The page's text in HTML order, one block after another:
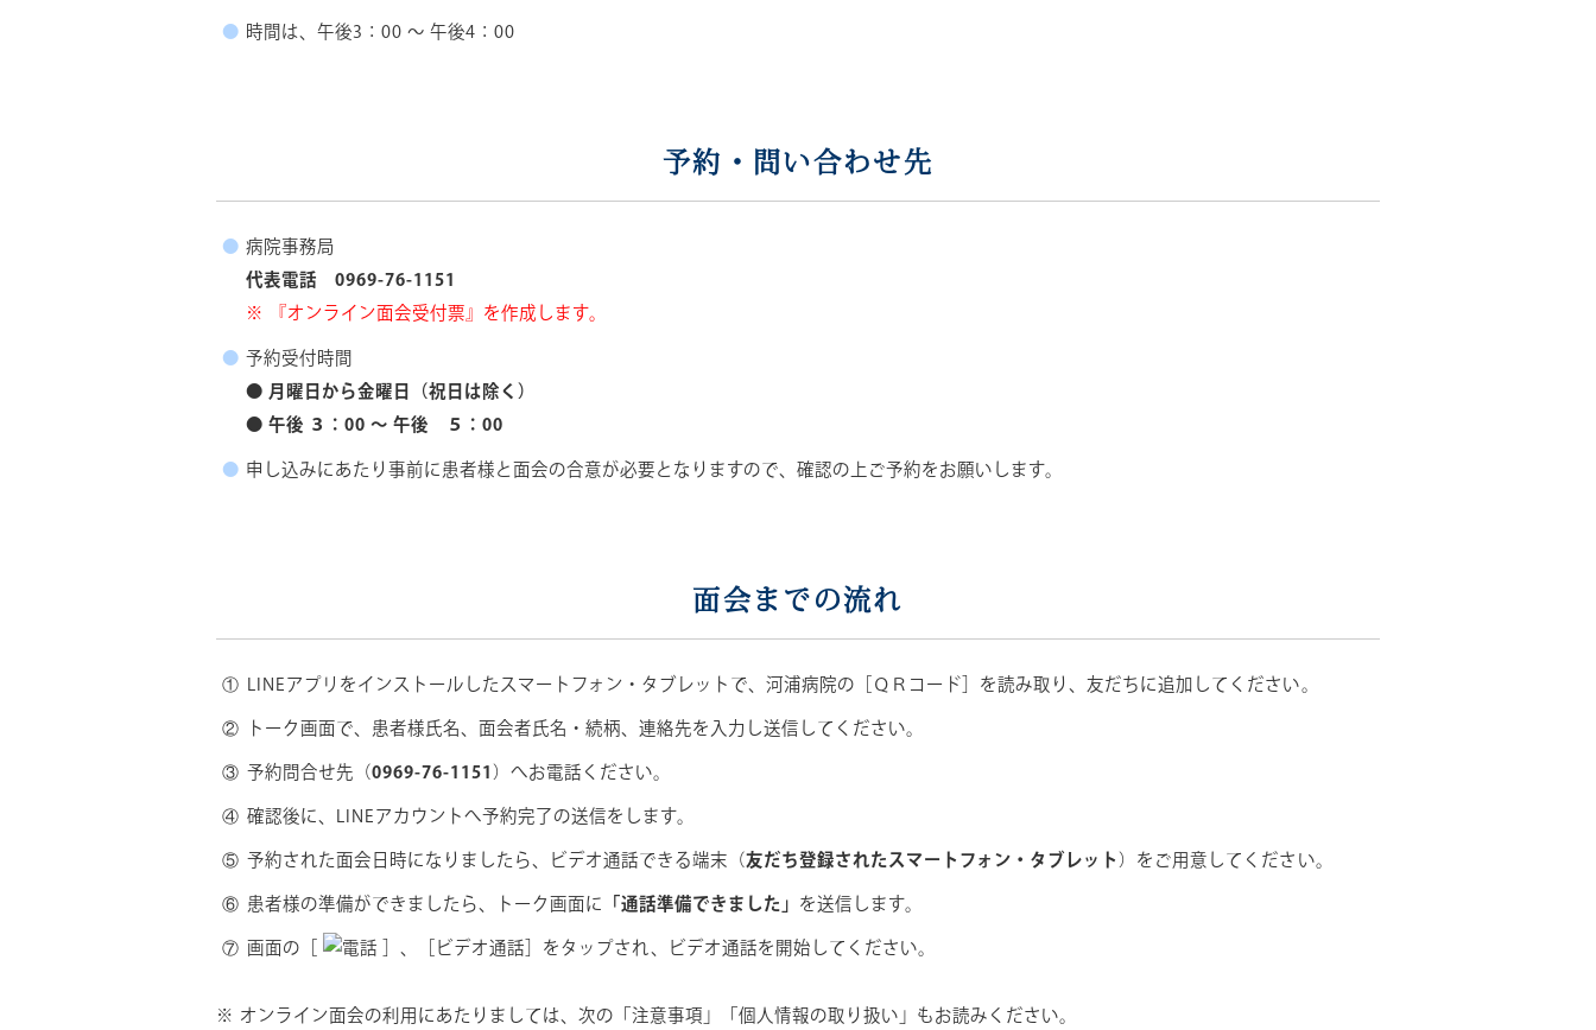
時間は、午後3：00 ～ 午後4：00
予約・問い合わせ先
病院事務局
代表電話 0969-76-1151
『オンライン面会受付票』を作成します。
予約受付時間
●月曜日から金曜日（祝日は除く）
●午後 ３：00 ～ 午後 ５：00
申し込みにあたり事前に患者様と面会の合意が必要となりますので、確認の上ご予約をお願いします。
面会までの流れ
LINEアプリをインストールしたスマートフォン・タブレットで、河浦病院の［ＱＲコード］を読み取り、友だちに追加してください。
トーク画面で、患者様氏名、面会者氏名・続柄、連絡先を入力し送信してください。
予約問合せ先（0969-76-1151）へお電話ください。
確認後に、LINEアカウントへ予約完了の送信をします。
予約された面会日時になりましたら、ビデオ通話できる端末（友だち登録されたスマートフォン・タブレット）をご用意してください。
患者様の準備ができましたら、トーク画面に 「通話準備できました」 を送信します。
画面の［
］、［ビデオ通話］をタップされ、ビデオ通話を開始してください。
オンライン面会の利用にあたりましては、次の「注意事項」「個人情報の取り扱い」もお読みください。